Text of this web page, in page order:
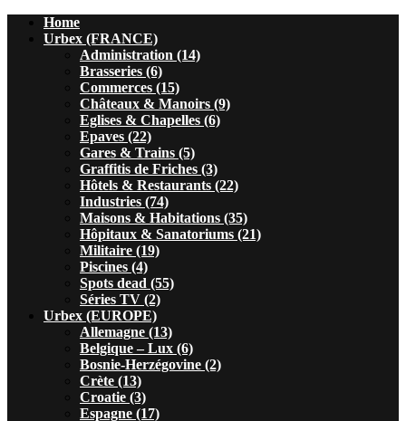
Home
Urbex (FRANCE)
Administration (14)
Brasseries (6)
Commerces (15)
Châteaux & Manoirs (9)
Eglises & Chapelles (6)
Epaves (22)
Gares & Trains (5)
Graffitis de Friches (3)
Hôtels & Restaurants (22)
Industries (74)
Maisons & Habitations (35)
Hôpitaux & Sanatoriums (21)
Militaire (19)
Piscines (4)
Spots dead (55)
Séries TV (2)
Urbex (EUROPE)
Allemagne (13)
Belgique – Lux (6)
Bosnie-Herzégovine (2)
Crète (13)
Croatie (3)
Espagne (17)